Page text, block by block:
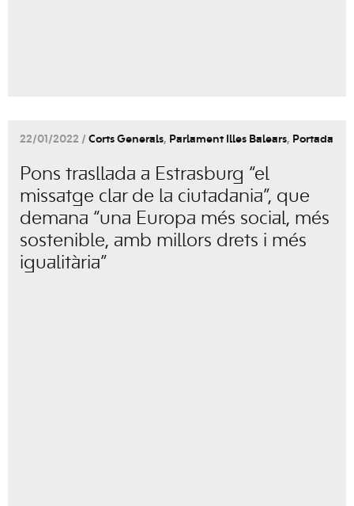
22/01/2022 / Corts Generals, Parlament Illes Balears, Portada
Pons trasllada a Estrasburg “el
missatge clar de la ciutadania”, que
demana “una Europa més social, més
sostenible, amb millors drets i més
igualitària”